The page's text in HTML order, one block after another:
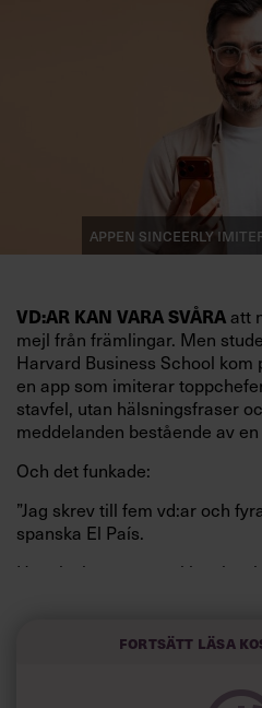
Appen Sinceerly
VD:AR KAN VARA SVÅRAatt
mejl från främlingar. Men
Harvard Business School
en app som imiterar
stavfel, utan hälsningsfraser
meddelanden bestående av
Och det funkade:
”Jag skrev till fem vd:ar och
spanska El País.
Horwitz har nu utvecklat sitt
kortfattat slarviga vd-stilen.
Fortsätt läsa